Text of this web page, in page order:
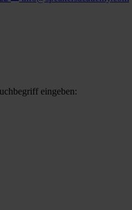
eingeben: